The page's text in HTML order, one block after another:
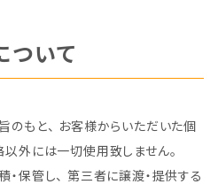
ついて
のもと、 お客様からいただいた個
外には一切使用致しません。
保管し、 第三者に譲渡・提供する